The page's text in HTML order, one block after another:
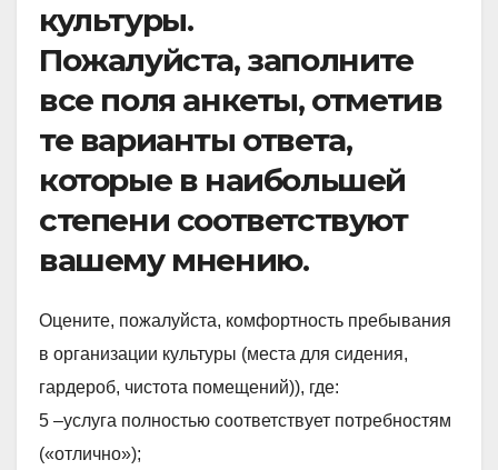
культуры.
Пожалуйста, заполните
все поля анкеты, отметив
те варианты ответа,
которые в наибольшей
степени соответствуют
вашему мнению.
Оцените, пожалуйста, комфортность пребывания
в организации культуры (места для сидения,
гардероб, чистота помещений)), где:
5 –услуга полностью соответствует потребностям
(«отлично»);